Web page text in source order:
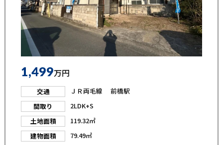
1,499万円
交通
ＪＲ両毛線 前橋駅
間取り
2LDK+S
土地面積
119.32㎡
建物面積
79.49㎡